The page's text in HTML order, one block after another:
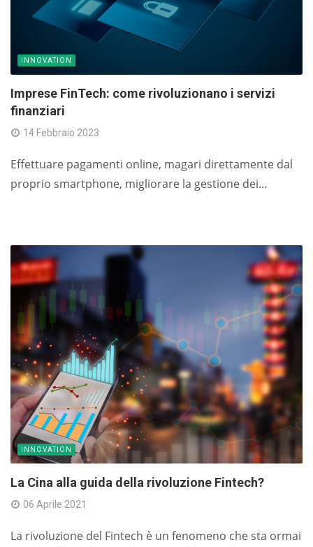
INNOVATION
Imprese FinTech: come rivoluzionano i servizi
finanziari
14 Febbraio 2023
Effettuare pagamenti online, magari direttamente dal
proprio smartphone, migliorare la gestione dei...
INNOVATION
La Cina alla guida della rivoluzione Fintech?
06 Aprile 2021
La rivoluzione del Fintech è un fenomeno che sta ormai